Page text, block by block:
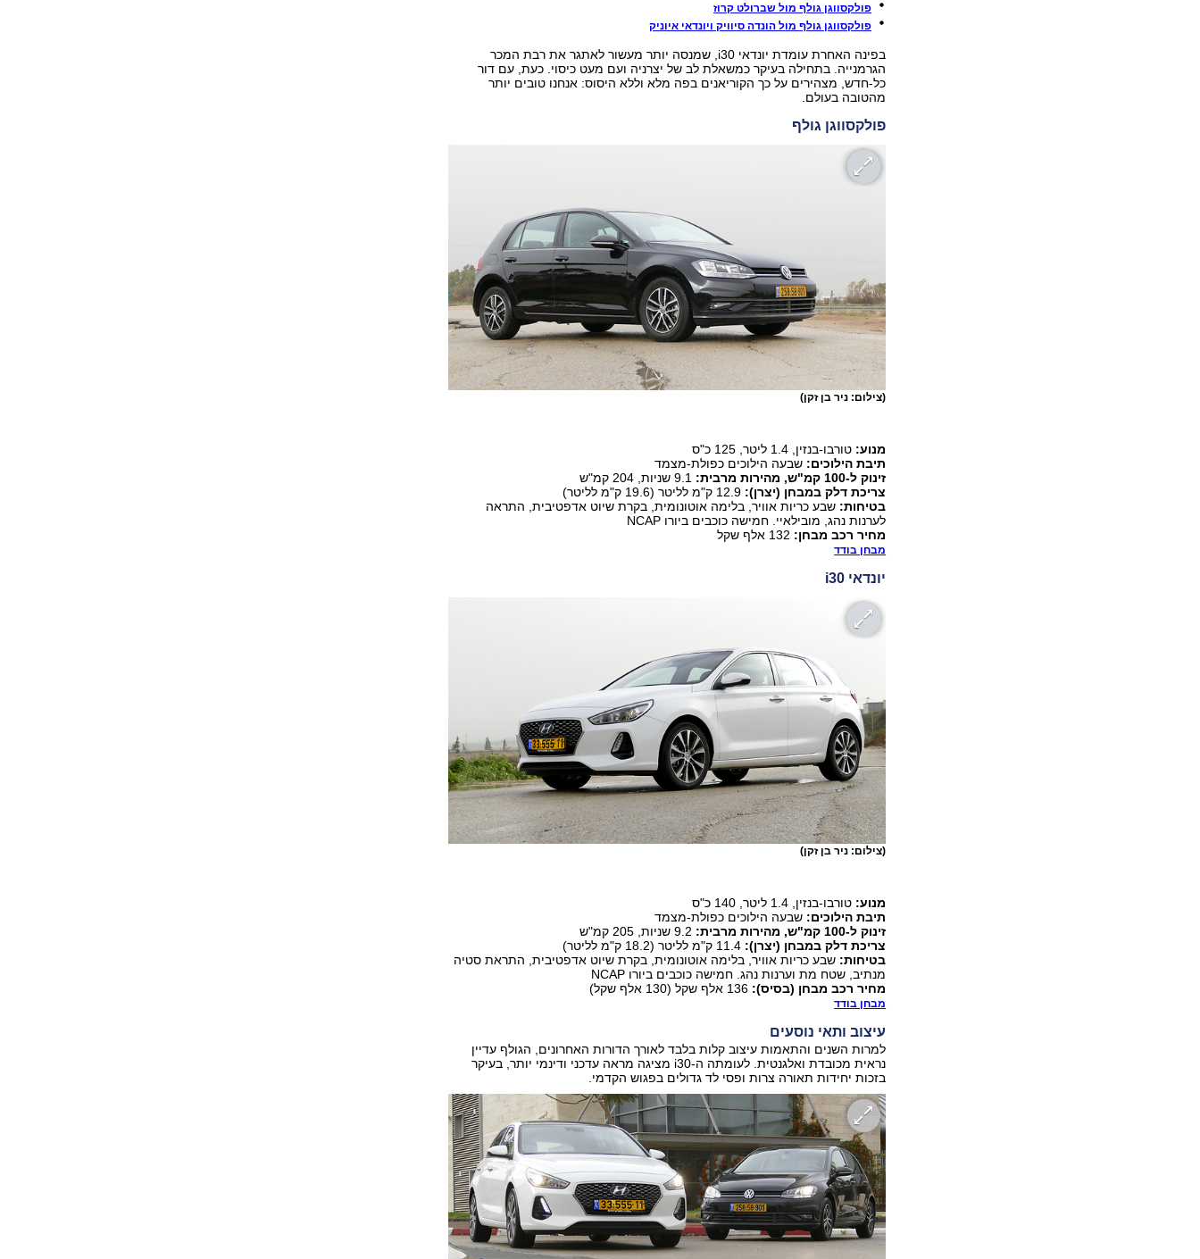
פולקסווגן גולף מול שברולט קרוז
פולקסווגן גולף מול הונדה סיוויק ויונדאי איוניק
בפינה האחרת עומדת יונדאי i30, שמנסה יותר מעשור לאתגר את רבת המכר
הגרמנייה. בתחילה בעיקר כמשאלת לב של יצרניה ועם מעט כיסוי. כעת, עם דור
כל-חדש, מצהירים על כך הקוריאנים בפה מלא וללא היסוס: אנחנו טובים יותר
מהטובה בעולם.
פולקסווגן גולף
(צילום: ניר בן זקן)
מנוע: טורבו-בנזין, 1.4 ליטר, 125 כ"ס
תיבת הילוכים: שבעה הילוכים כפולת-מצמד
זינוק ל-100 קמ"ש, מהירות מרבית:
צריכת דלק במבחן (יצרן):
בטיחות: שבע כריות אוויר, בלימה אוטונומית, בקרת שיוט אדפטיבית, התראה
לערנות נהג, מובילאיי. חמישה כוכבים ביורו NCAP
מחיר רכב מבחן:
מבחן בודד
יונדאי i30
(צילום: ניר בן זקן)
מנוע: טורבו-בנזין, 1.4 ליטר, 140 כ"ס
תיבת הילוכים: שבעה הילוכים כפולת-מצמד
זינוק ל-100 קמ"ש, מהירות מרבית:
צריכת דלק במבחן (יצרן):
בטיחות: שבע כריות אוויר, בלימה אוטונומית, בקרת שיוט אדפטיבית, התראת סטיה
מנתיב, שטח מת וערנות נהג. חמישה כוכבים ביורו NCAP
מחיר רכב מבחן (בסיס):
מבחן בודד
עיצוב ותאי נוסעים
למרות השנים והתאמות עיצוב קלות בלבד לאורך הדורות האחרונים, הגולף עדיין
נראית מכובדת ואלגנטית. לעומתה ה-i30 מציגה מראה עדכני ודינמי יותר, בעיקר
בזכות יחידות תאורה צרות ופסי לד גדולים בפגוש הקדמי.